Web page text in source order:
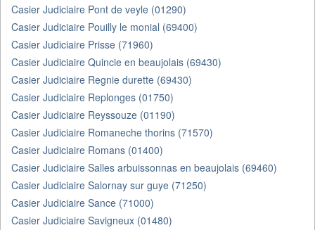
Casier Judiciaire Pont de veyle (01290)
Casier Judiciaire Pouilly le monial (69400)
Casier Judiciaire Prisse (71960)
Casier Judiciaire Quincie en beaujolais (69430)
Casier Judiciaire Regnie durette (69430)
Casier Judiciaire Replonges (01750)
Casier Judiciaire Reyssouze (01190)
Casier Judiciaire Romaneche thorins (71570)
Casier Judiciaire Romans (01400)
Casier Judiciaire Salles arbuissonnas en beaujolais (69460)
Casier Judiciaire Salornay sur guye (71250)
Casier Judiciaire Sance (71000)
Casier Judiciaire Savigneux (01480)